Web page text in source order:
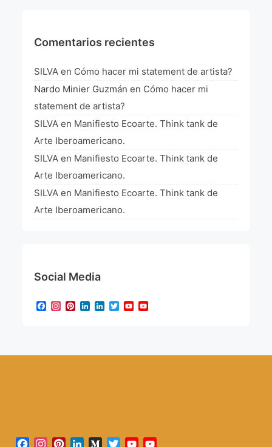
Comentarios recientes
SILVA en Cómo hacer mi statement de artista?
Nardo Minier Guzmán en Cómo hacer mi
statement de artista?
SILVA en Manifiesto Ecoarte. Think tank de
Arte Iberoamericano.
SILVA en Manifiesto Ecoarte. Think tank de
Arte Iberoamericano.
SILVA en Manifiesto Ecoarte. Think tank de
Arte Iberoamericano.
Social Media
Facebook
Instagram
Pinterest
LinkedIn
LinkedIn
TwitterYouTube
Facebook
Instagram
PinterestLinkedInMediumTwitterYouTube